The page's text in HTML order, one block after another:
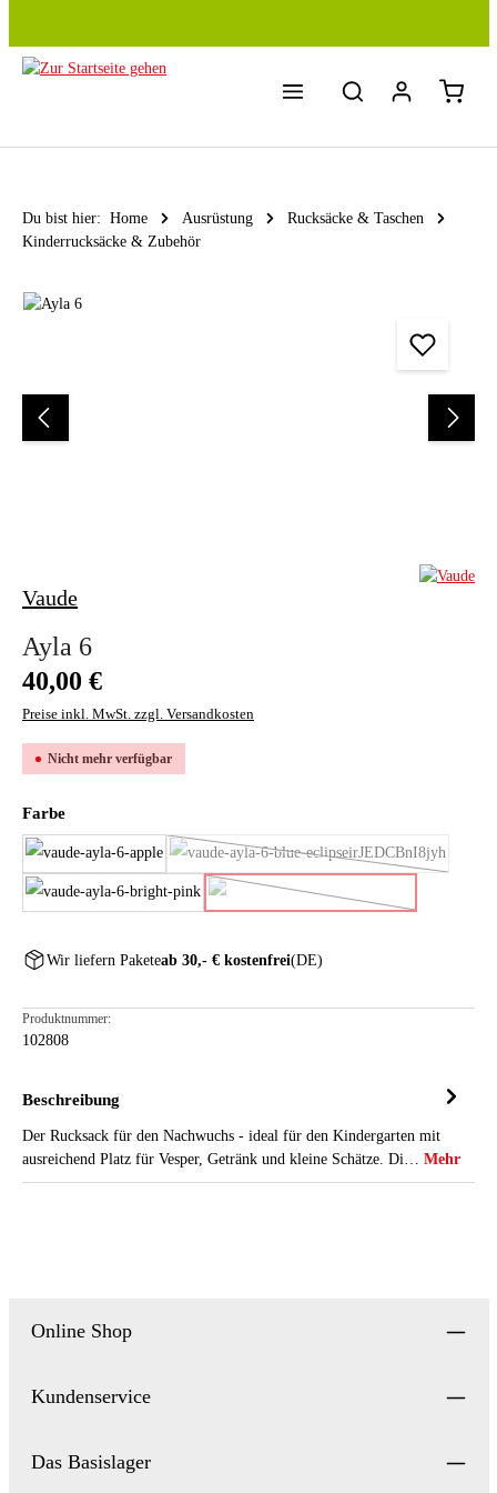
Du bist hier: Home Ausrüstung
Rucksäcke & Taschen
Kinderrucksäcke & Zubehör
Bildergalerie überspringen
Vaude
Ayla 6
Regulärer Preis:
40,00 €
Preise inkl. MwSt. zzgl. Versandkosten
Nicht mehr verfügbar
Farbeauswählen
apple blue/eclipse
(Diese Option ist zurzeit nicht
bright pink/cranberry pastel lilac
(Diese Option ist zurzeit nicht
Wir liefern Paketeab 30,- € kostenfrei(DE)
Produktnummer:
102808
Beschreibung
Der Rucksack für den Nachwuchs - ideal für den Kindergarten mit
ausreichend Platz für Vesper, Getränk und kleine Schätze. Di… Mehr
Online Shop
Kundenservice
Das Basislager